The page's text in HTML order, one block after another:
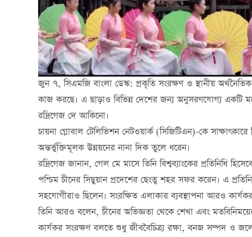
জুন ৭, সিএমজি বাংলা ডেস্ক: প্রকৃতি সংরক্ষণ ও স্থানীয়
কাজ করছে। এ ছাড়াও বিভিন্ন দেশের জন্য অনুসরণযোগ্য একটি
রদ্রিগেজ দে আকিনো।
চায়না গ্লোবাল টেলিভিশন নেটওয়ার্ক (সিজিটিএন)-কে
অন্তর্ভুক্তিমূলক উন্নয়নের নানা দিক তুলে ধরেন।
রদ্রিগেজ জানান, গেল মে মাসে তিনি বিশ্বব্যাংকের প্রতিনিধি
পশ্চিম চীনের সিছুয়ান প্রদেশের ছেংতু শহর সফর করেন। এ
সহযোগীরাও ছিলেন। সংরক্ষিত এলাকার ব্যবস্থাপনা আরও
তিনি আরও বলেন, চীনের অভিজ্ঞতা থেকে শেখা এবং
কার্যকর সংরক্ষণ বলতে শুধু জীববৈচিত্র্য রক্ষা, বনজ সম্পদ ও